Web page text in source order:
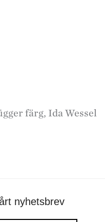
färg, Ida Wessel
nyhetsbrev